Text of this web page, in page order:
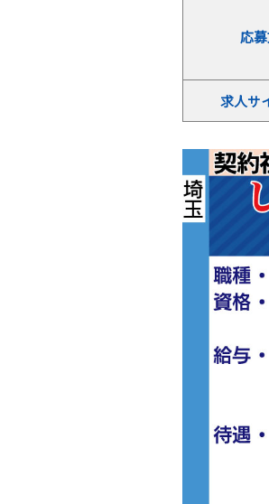
応
求人サ